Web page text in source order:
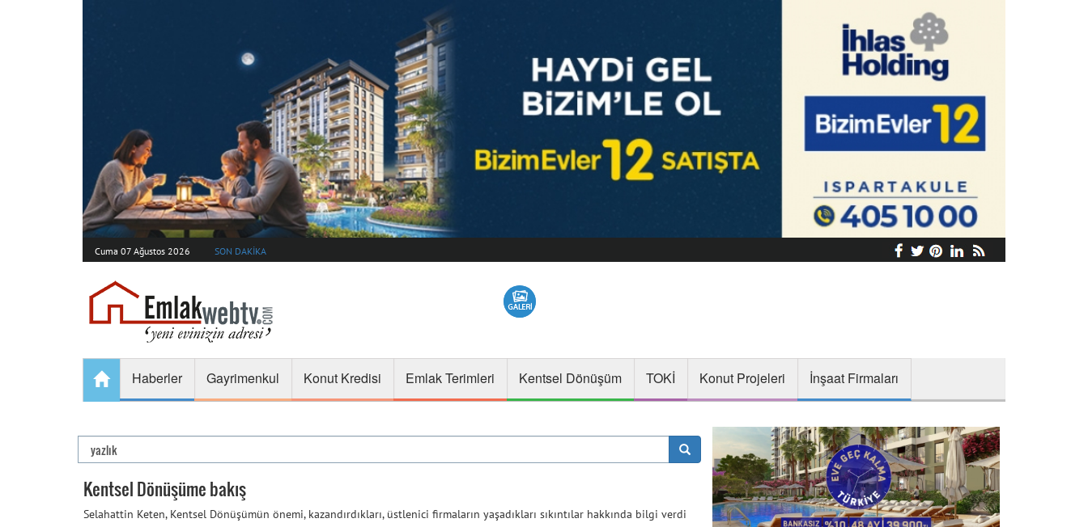
Cuma 07 Ağustos 2026 SON DAKİKA
Haberler Gayrimenkul Konut Kredisi Emlak Terimleri Kentsel Dönüşüm TOKİ Konut Projeleri İnşaat Firmaları
Kentsel Dönüşüme bakış
Selahattin Keten, Kentsel Dönüşümün önemi, kazandırdıkları, üstlenici firmaların yaşadıkları sıkıntılar hakkında bilgi verdi